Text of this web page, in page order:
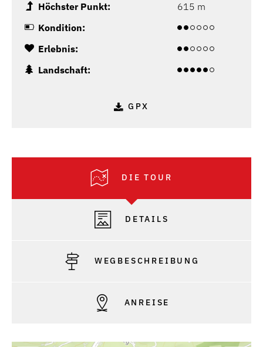
Höchster Punkt:
615 m
Kondition:
Erlebnis:
Landschaft:
GPX
DIE TOUR
DETAILS
WEGBESCHREIBUNG
ANREISE